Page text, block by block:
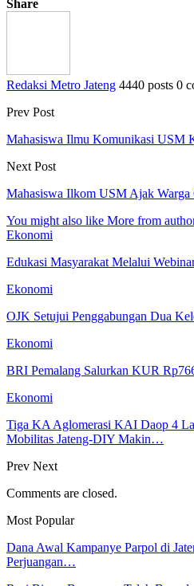
Share
Redaksi Metro Jateng 4440 posts 0
Prev Post
Mahasiswa Ilmu Komunikasi USM
Next Post
Mahasiswa Ilkom USM Ajak Warga
You might also like More from
Ekonomi
Edukasi Masyarakat Melalui
Ekonomi
OJK Setujui Penggabungan Dua
Ekonomi
BRI Pemalang Salurkan KUR
Ekonomi
Tiga KA Aglomerasi KAI Daop 4
Mobilitas Jateng-DIY Makin…
Prev Next
Comments are closed.
Most Popular
Dana Awal Kampanye Parpol di
Perjuangan…